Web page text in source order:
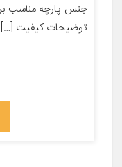
توضیحات کیفیت […]